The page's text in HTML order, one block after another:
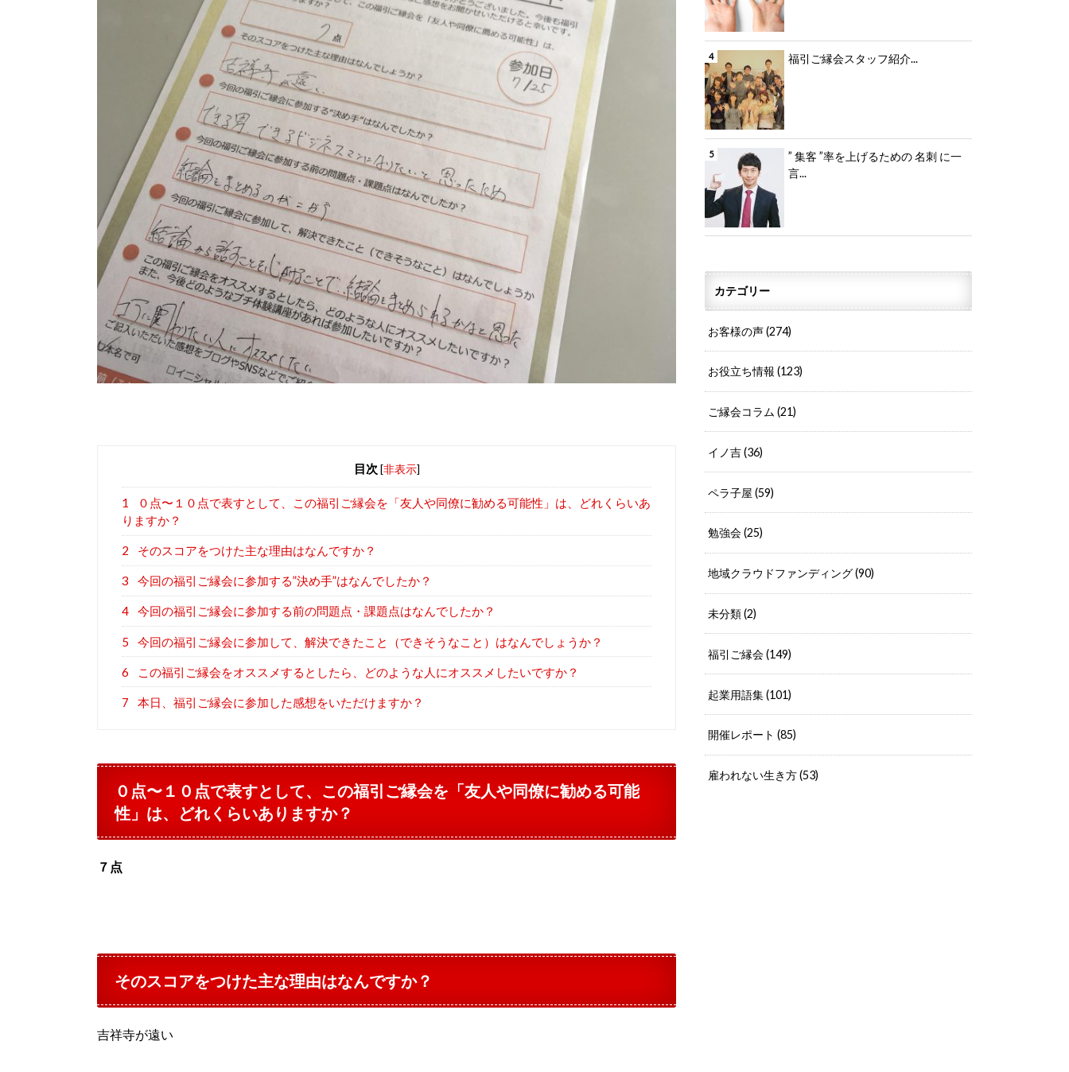
目次 [非表示]
1
０点〜１０点で表すとして、この福引ご縁会を「友人や同僚に勧める可能性」は、どれくらいあ
りますか？
2 そのスコアをつけた主な理由はなんですか？
3 今回の福引ご縁会に参加する”決め手”はなんでしたか？
4 今回の福引ご縁会に参加する前の問題点・課題点はなんでしたか？
5 今回の福引ご縁会に参加して、解決できたこと（できそうなこと）はなんでしょうか？
6 この福引ご縁会をオススメするとしたら、どのような人にオススメしたいですか？
7 本日、福引ご縁会に参加した感想をいただけますか？
０点〜１０点で表すとして、この福引ご縁会を「友人や同僚に勧める可能
性」は、どれくらいありますか？
７点
そのスコアをつけた主な理由はなんですか？
吉祥寺が遠い
福引ご縁会スタッフ紹介...
” 集客 ”率を上げるための 名刺 に一
言...
カテゴリー
お客様の声(274)
お役立ち情報(123)
ご縁会コラム(21)
イノ吉(36)
ペラ子屋(59)
勉強会(25)
地域クラウドファンディング(90)
未分類(2)
福引ご縁会(149)
起業用語集(101)
開催レポート(85)
雇われない生き方(53)